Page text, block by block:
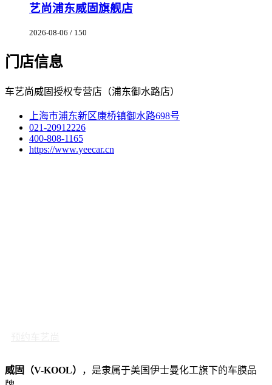
艺尚浦东威固旗舰店
2026-08-06 / 150
门店信息
车艺尚威固授权专营店（浦东御水路店）
上海市浦东新区康桥镇御水路698号
021-20912226
400-808-1165
https://www.yeecar.cn
威固（V-KOOL）
，是隶属于美国伊士曼化工旗下的车膜品